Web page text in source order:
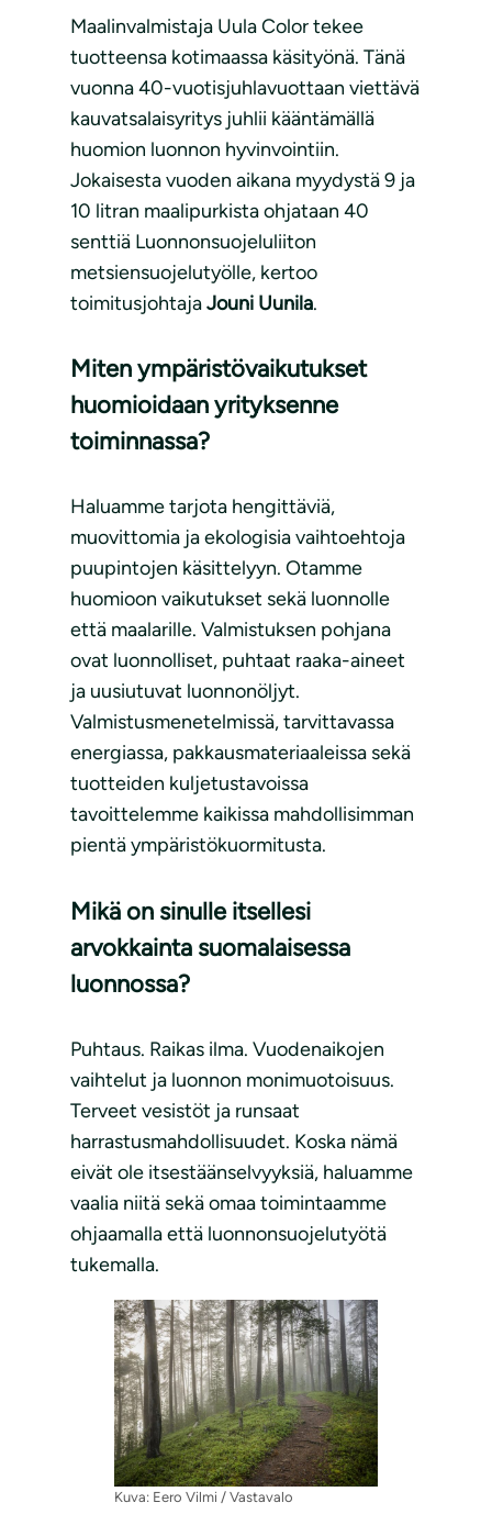
Maalinvalmistaja Uula Color tekee
tuotteensa kotimaassa käsityönä. Tänä
vuonna 40-vuotisjuhlavuottaan viettävä
kauvatsalaisyritys juhlii kääntämällä
huomion luonnon hyvinvointiin.
Jokaisesta vuoden aikana myydystä 9 ja
10 litran maalipurkista ohjataan 40
senttiä Luonnonsuojeluliiton
metsiensuojelutyölle, kertoo
toimitusjohtajaJouni Uunila.
Miten ympäristövaikutukset
huomioidaan yrityksenne
toiminnassa?
Haluamme tarjota hengittäviä,
muovittomia ja ekologisia vaihtoehtoja
puupintojen käsittelyyn. Otamme
huomioon vaikutukset sekä luonnolle
että maalarille. Valmistuksen pohjana
ovat luonnolliset, puhtaat raaka-aineet
ja uusiutuvat luonnonöljyt.
Valmistusmenetelmissä, tarvittavassa
energiassa, pakkausmateriaaleissa sekä
tuotteiden kuljetustavoissa
tavoittelemme kaikissa mahdollisimman
pientä ympäristökuormitusta.
Mikä on sinulle itsellesi
arvokkainta suomalaisessa
luonnossa?
Puhtaus. Raikas ilma. Vuodenaikojen
vaihtelut ja luonnon monimuotoisuus.
Terveet vesistöt ja runsaat
harrastusmahdollisuudet. Koska nämä
eivät ole itsestäänselvyyksiä, haluamme
vaalia niitä sekä omaa toimintaamme
ohjaamalla että luonnonsuojelutyötä
tukemalla.
Kuva: Eero Vilmi / Vastavalo